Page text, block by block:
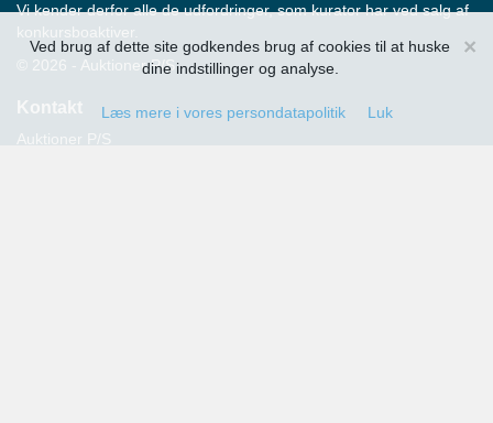
×
Ved brug af dette site godkendes brug af cookies til at huske
dine indstillinger og analyse.
Læs mere i vores persondatapolitik Luk
Vi kender derfor alle de udfordringer, som kurator har ved salg af
konkursboaktiver.
© 2026 - Auktioner P/S
Kontakt
Auktioner P/S